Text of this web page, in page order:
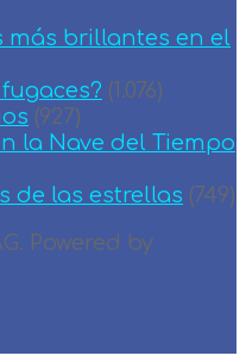
más brillantes en el
(1.076)
(927)
la Nave del Tiempo
de las estrellas (749)
Powered by